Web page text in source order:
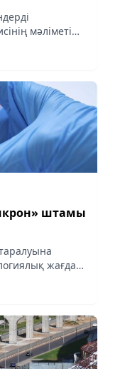
мәліметі
штамы
жағдай